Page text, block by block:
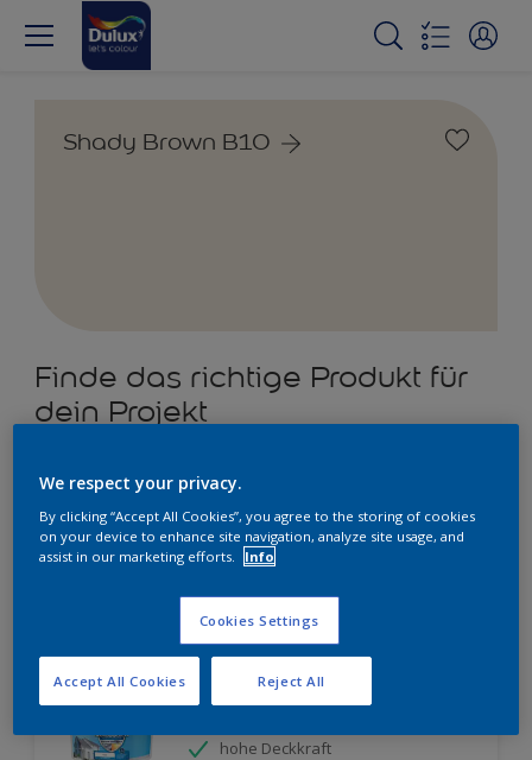
Shady Brown B10
Finde das richtige Produkt für
dein Projekt
Filter
tönbar auf der Mischmaschine
hohe Deckkraft
We respect your privacy.
By clicking “Accept All Cookies”, you agree to the storing of cookies
on your device to enhance site navigation, analyze site usage, and
assist in our marketing efforts.
Info
Cookies Settings
Reject All
Accept All Cookies